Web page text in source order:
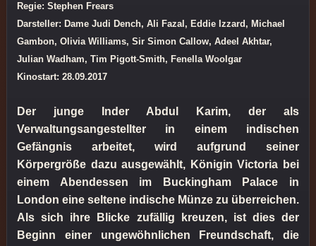
Regie: Stephen Frears
Darsteller: Dame Judi Dench, Ali Fazal, Eddie Izzard, Michael
Gambon, Olivia Williams, Sir Simon Callow, Adeel Akhtar,
Julian Wadham, Tim Pigott-Smith, Fenella Woolgar
Kinostart: 28.09.2017
Der junge Inder Abdul Karim, der als
Verwaltungsangestellter in einem indischen
Gefängnis arbeitet, wird aufgrund seiner
Körpergröße dazu ausgewählt, Königin Victoria bei
einem Abendessen im Buckingham Palace in
London eine seltene indische Münze zu überreichen.
Als sich ihre Blicke zufällig kreuzen, ist dies der
Beginn einer ungewöhnlichen Freundschaft, die